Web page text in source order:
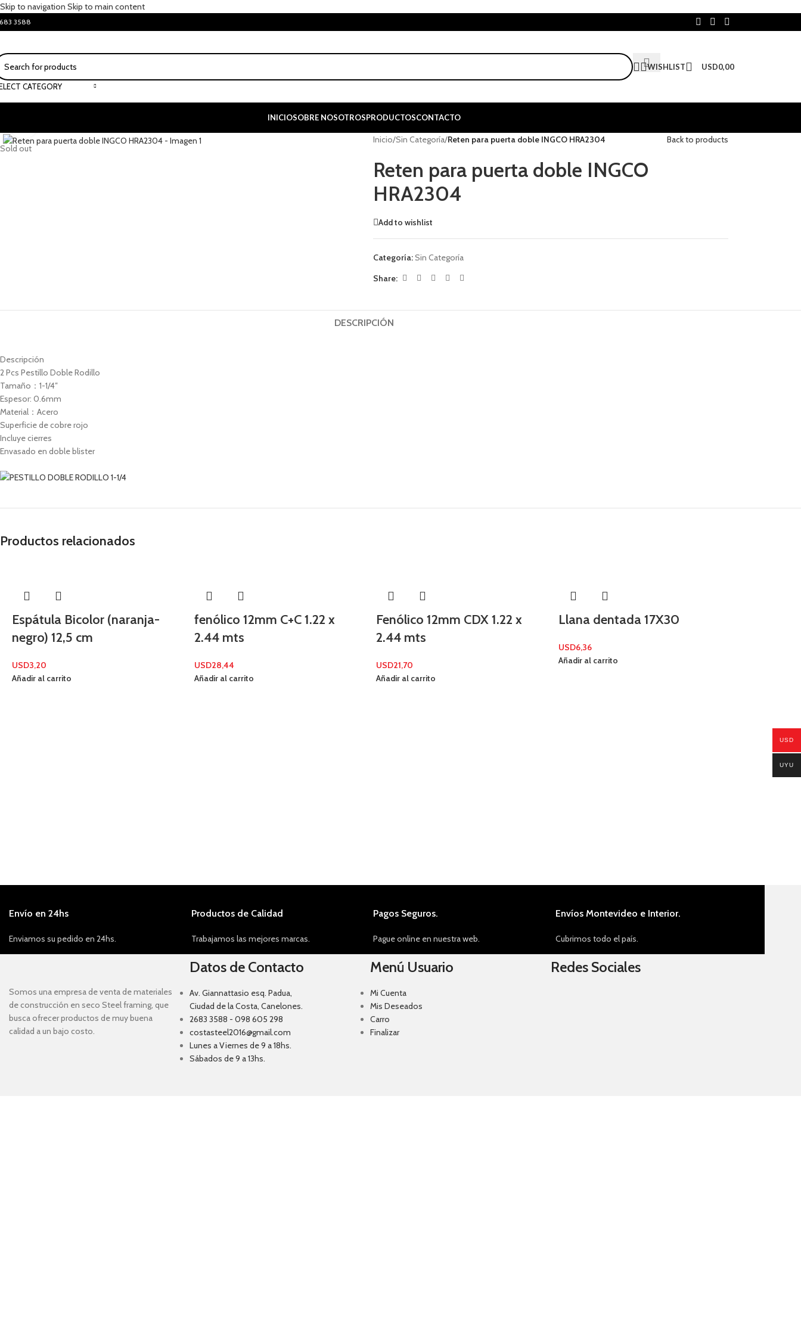
Skip to navigation Skip to main content
3588
CATEGORY
WISHLIST USD0,00
INICIOSOBRE NOSOTROSPRODUCTOSCONTACTO
Sold out
Inicio/Sin Categoría/Reten para puerta doble INGCO HRA2304 Back to products
Reten para puerta doble INGCO
HRA2304
Add to wishlist
Categoría:Sin Categoría
Share:
DESCRIPCIÓN
Descripción
2 Pcs Pestillo Doble Rodillo
Tamaño：1-1/4″
Espesor: 0.6mm
Material：Acero
Superficie de cobre rojo
Incluye cierres
Envasado en doble blister
Productos relacionados
Espátula Bicolor (naranja-
negro) 12,5 cm
USD3,20
Añadir al carrito
fenólico 12mm C+C 1.22 x
2.44 mts
USD28,44
Añadir al carrito
Fenólico 12mm CDX 1.22 x
2.44 mts
USD21,70
Añadir al carrito
Llana dentada 17X30
USD6,36
Añadir al carrito
Masilla
Envío en 24hs
Enviamos su pedido en 24hs.
Productos de Calidad
Trabajamos las mejores marcas.
Pagos Seguros.
Pague online en nuestra web.
Envíos Montevideo e Interior.
Cubrimos todo el país.
Somos una empresa de venta de materiales
de construcción en seco Steel framing, que
busca ofrecer productos de muy buena
calidad a un bajo costo.
Datos de Contacto
Av. Giannattasio esq. Padua,
Ciudad de la Costa, Canelones.
2683 3588 - 098 605 298
costasteel2016@gmail.com
Lunes a Viernes de 9 a 18hs.
Sábados de 9 a 13hs.
Menú Usuario
Mi Cuenta
Mis Deseados
Carro
Finalizar
Redes Sociales
USD
UYU